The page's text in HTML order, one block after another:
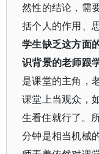
然性的结论，需
括个人的作用、
学生缺乏这方面
识背景的老师跟
是课堂的主角，
课堂上当观众，
生看住就行了。
分钟是相当机械